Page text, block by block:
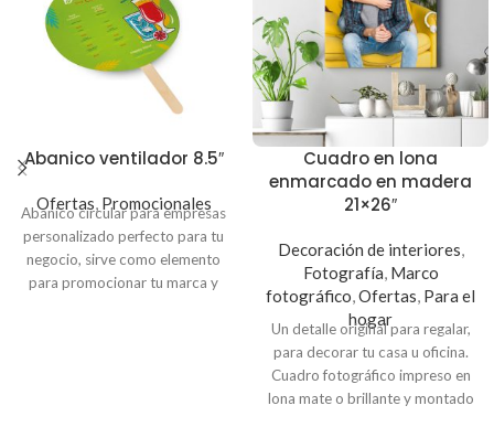
Abanico ventilador 8.5″
Ofertas, Promocionales
Abanico circular para empresas
personalizado perfecto para tu
negocio, sirve como elemento
para promocionar tu marca y
Cuadro en lona
enmarcado en madera
21×26″
Decoración de interiores,
Fotografía, Marco
fotográfico,Ofertas, Para el
hogar
Un detalle original para regalar,
para decorar tu casa u oficina.
Cuadro fotográfico impreso en
lona mate o brillante y montado